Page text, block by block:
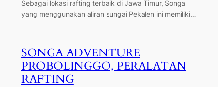
Sebagai lokasi rafting terbaik di Jawa Timur, Songa
yang menggunakan aliran sungai Pekalen ini memiliki…
SONGA ADVENTURE
PROBOLINGGO, PERALATAN
RAFTING